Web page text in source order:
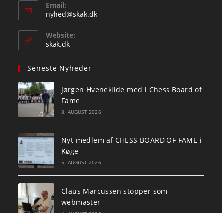
Email:
nyhed@skak.dkOpens
Website:
skak.dk
Seneste Nyheder
Jørgen Hvenekilde med i Chess Board of
Fame
8. AUGUST 2026
Nyt medlem af CHESS BOARD OF FAME i
Køge
5. AUGUST 2026
Claus Marcussen stopper som
webmaster